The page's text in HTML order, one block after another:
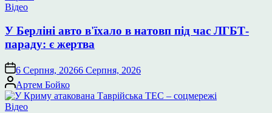
Опублікувати
Відео
У Берліні авто в'їхало в натовп під час ЛГБТ-
параду: є жертва
6 Серпня, 20266 Серпня, 2026
Опубліковано
Артем Бойко
Опублікувати
Відео